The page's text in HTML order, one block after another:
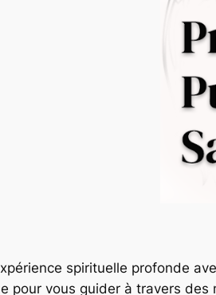
spirituelle profonde
pour vous guider à travers